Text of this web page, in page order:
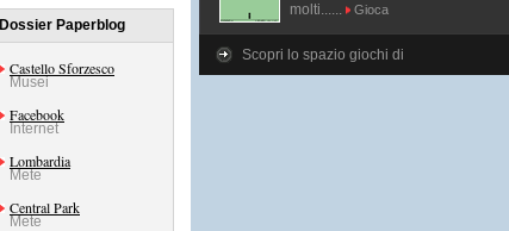
Dossier Paperblog
Castello Sforzesco
Musei
Facebook
Internet
Lombardia
Mete
Central Park
Mete
molti......
Gioca
Scopri lo spazio giochi di